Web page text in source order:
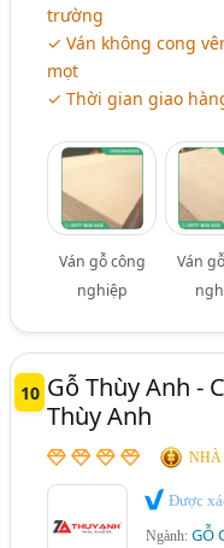
trường
✓ Ván không cong
mọt
✓ Thời gian giao
Ván gỗ công
nghiệp
Ván
10 Gỗ Thùy Anh -
Thùy Anh
NHÀ
Được
Ngành:GỖ